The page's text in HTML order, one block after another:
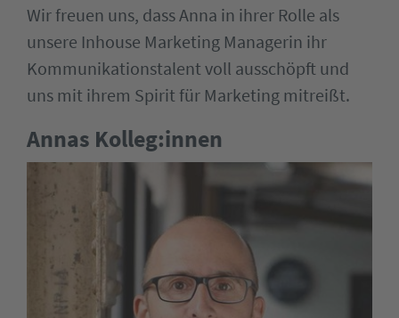
Wir freuen uns, dass Anna in ihrer Rolle als
unsere Inhouse Marketing Managerin ihr
Kommunikationstalent voll ausschöpft und
uns mit ihrem Spirit für Marketing mitreißt.
Annas Kolleg:innen